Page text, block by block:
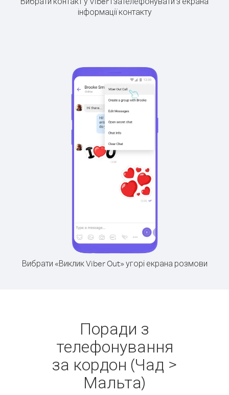
інформації контакту
Вибрати «Виклик Viber Out» угорі екрана розмови
Поради з
телефонування
за кордон (Чад >
Мальта)